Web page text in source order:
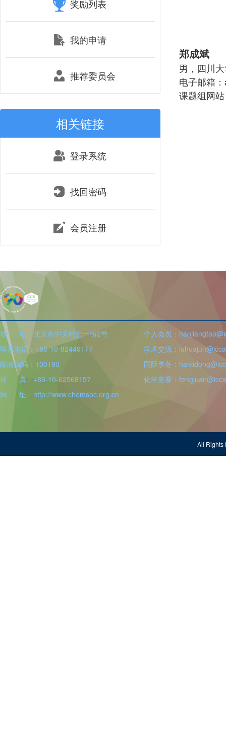
奖励列表
我的申请
推荐委员会
相关链接
登录系统
找回密码
会员注册
郑成斌
男，四川
电子邮箱
课题组网
地 址：北京市中关村北一街2号
联系电话：+86-10-82449177
邮政编码：100190
传 真：+86-10-62568157
网 址：http://www.chemsoc.org.cn
个人会员：
学术交流：
国际事务：
化学竞赛：
All Rights